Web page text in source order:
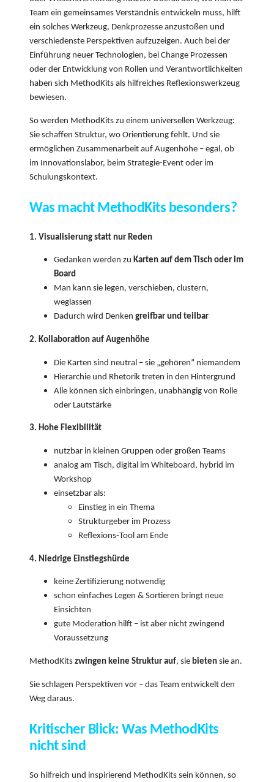
Team ein gemeinsames Verständnis entwickeln muss, hilft
ein solches Werkzeug, Denkprozesse anzustoßen und
verschiedenste Perspektiven aufzuzeigen. Auch bei der
Einführung neuer Technologien, bei Change Prozessen
oder der Entwicklung von Rollen und Verantwortlichkeiten
haben sich MethodKits als hilfreiches Reflexionswerkzeug
bewiesen.
So werden MethodKits zu einem universellen Werkzeug:
Sie schaffen Struktur, wo Orientierung fehlt. Und sie
ermöglichen Zusammenarbeit auf Augenhöhe – egal, ob
im Innovationslabor, beim Strategie-Event oder im
Schulungskontext.
Was macht MethodKits besonders?
1. Visualisierung statt nur Reden
Gedanken werden zu Karten auf dem Tisch oder im
Board
Man kann sie legen, verschieben, clustern,
weglassen
Dadurch wird Denken greifbar und teilbar
2. Kollaboration auf Augenhöhe
Die Karten sind neutral – sie „gehören“ niemandem
Hierarchie und Rhetorik treten in den Hintergrund
Alle können sich einbringen, unabhängig von Rolle
oder Lautstärke
3. Hohe Flexibilität
nutzbar in kleinen Gruppen oder großen Teams
analog am Tisch, digital im Whiteboard, hybrid im
Workshop
einsetzbar als:
Einstieg in ein Thema
Strukturgeber im Prozess
Reflexions-Tool am Ende
4. Niedrige Einstiegshürde
keine Zertifizierung notwendig
schon einfaches Legen & Sortieren bringt neue
Einsichten
gute Moderation hilft – ist aber nicht zwingend
Voraussetzung
MethodKitszwingen keine Struktur auf, sie bietensie an.
Sie schlagen Perspektiven vor – das Team entwickelt den
Weg daraus.
Kritischer Blick: Was MethodKits
nicht sind
So hilfreich und inspirierend MethodKits sein können, so